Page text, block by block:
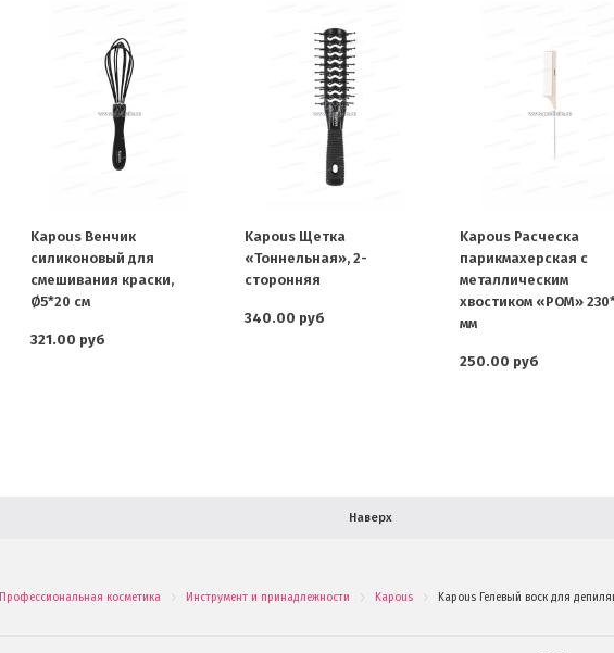
Kapous Венчик
силиконовый для
смешивания краски,
Ø5*20 см
321.00 руб
Kapous Щетка
«Тоннельная», 2-
сторонняя
340.00 руб
Kapous Расческа
парикмахерская с
металлическим
хвостиком «POM»
мм
250.00 руб
Наверх
Профессиональная косметика Инструмент и принадлежности Kapous Kapous Гелевый воск для